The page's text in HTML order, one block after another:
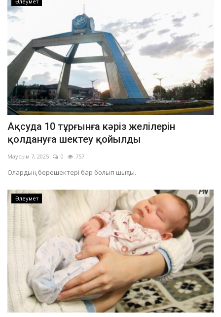
Ақсуда 10 тұрғынға кәріз желілерін
қолдануға шектеу қойылды
Маусым 7, 2025 0 757
Олардың берешектері бар болып шықты.
Әлеумет